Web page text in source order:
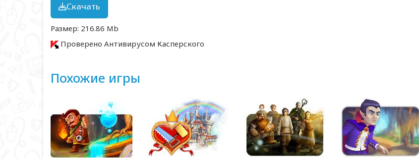
Скачать
Размер: 216.86 Mb
Проверено Антивирусом Касперского
Похожие игры